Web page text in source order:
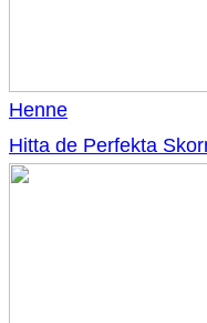
Henne
Hitta de Perfekta